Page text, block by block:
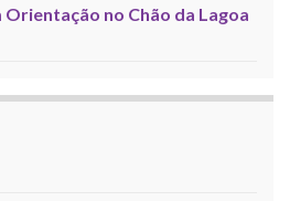
no Chão da Lagoa